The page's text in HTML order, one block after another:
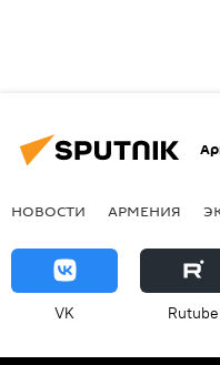
НОВОСТИ АРМЕНИЯ
VK Rutube